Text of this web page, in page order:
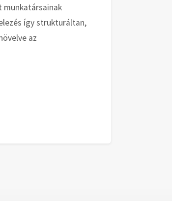
munkatársainak
így strukturáltan,
az